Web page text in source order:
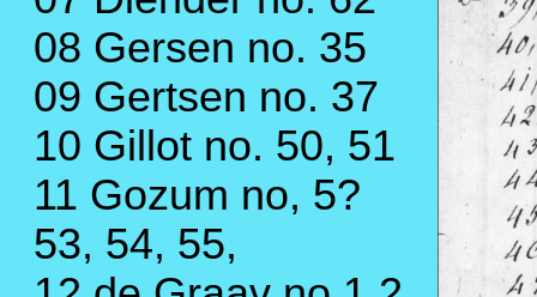
08 Gersen no. 35
09 Gertsen no. 37
10 Gillot no. 50, 51
11 Gozum no, 5?
53, 54, 55,